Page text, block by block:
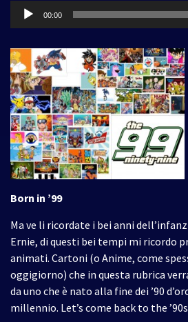
Audio
00:00
Born in ’99
Ma ve li ricordate i bei anni
Ernie, di questi bei tempi mi ricordo
animati. Cartoni (o Anime, come
oggigiorno) che in questa rubrica
da uno che è nato alla fine dei ’90
millennio. Let’s come back to the